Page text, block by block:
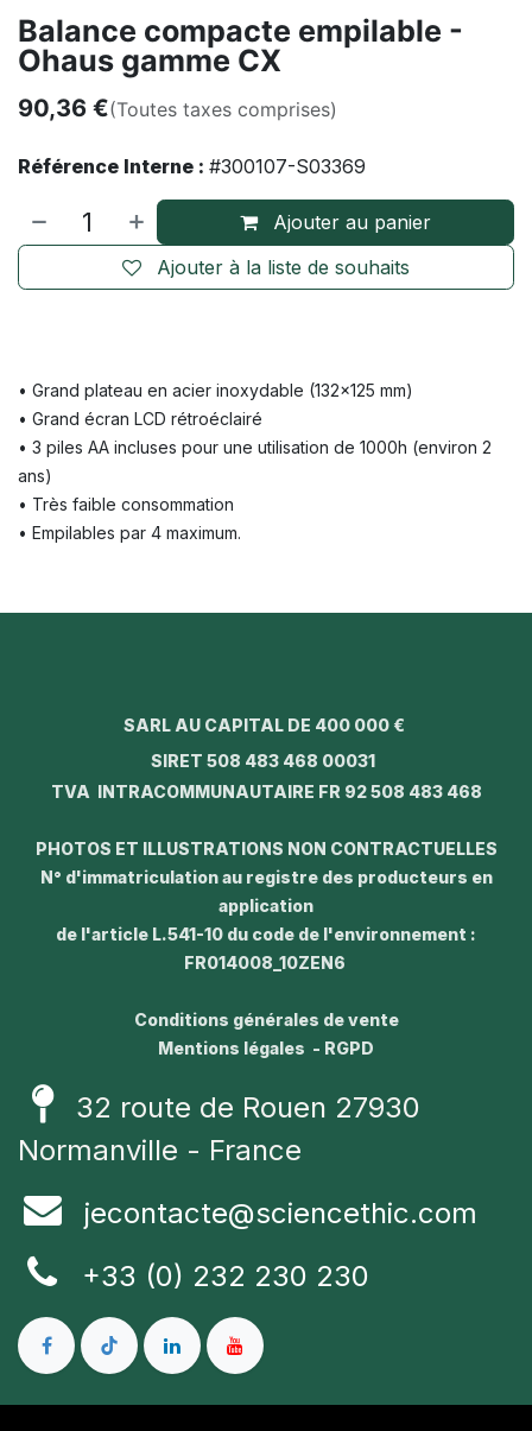
Balance compacte empilable -
Ohaus gamme CX
90,36 €(Toutes taxes comprises)
Référence Interne : #300107-S03369
Ajouter au panier
Ajouter à la liste de souhaits
• Grand plateau en acier inoxydable (132x125 mm)
• Grand écran LCD rétroéclairé
• 3 piles AA incluses pour une utilisation de 1000h (environ 2
ans)
• Très faible consommation
• Empilables par 4 maximum.
SARL AU CAPITAL DE 400 000 €
SIRET 508 483 468 00031
TVA INTRACOMMUNAUTAIRE FR 92 508 483 468
PHOTOS ET ILLUSTRATIONS NON CONTRACTUELLES
N° d'immatriculation au registre des producteurs en
application
de l'article L.541-10 du code de l'environnement :
FR014008_10ZEN6
Conditions générales de vente
Mentions légales - RGPD
32 route de Rouen 27930
Normanville - France
jecontacte@sciencethic.com
+33 (0) 232 230 230